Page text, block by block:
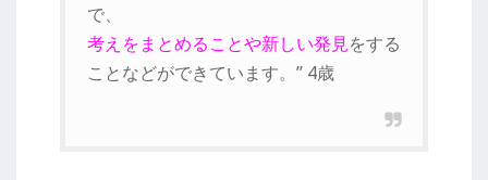
で、
考えをまとめることや新しい発見をする
ことなどができています。” 4歳